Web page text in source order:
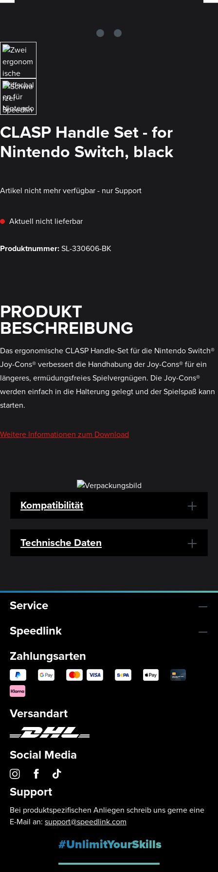
CLASP Handle Set - for
Nintendo Switch, black
Artikel nicht mehr verfügbar - nur Support
Aktuell nicht lieferbar
Produktnummer:SL-330606-BK
PRODUKT
BESCHREIBUNG
Das ergonomische CLASP Handle-Set für die Nintendo Switch®
Joy-Cons® verbessert die Handhabung der Joy-Cons® für ein
längeres, ermüdungsfreies Spielvergnügen. Die Joy-Cons®
werden einfach in die Halterung gelegt und der Spielspaß kann
starten.
Weitere Informationen zum Download
Kompatibilität
Technische Daten
Service
Speedlink
Zahlungsarten
Versandart
Social Media
Support
Bei produktspezifischen Anliegen schreib uns gerne eine
E-Mail an: support@speedlink.com
#UnlimitYourSkills